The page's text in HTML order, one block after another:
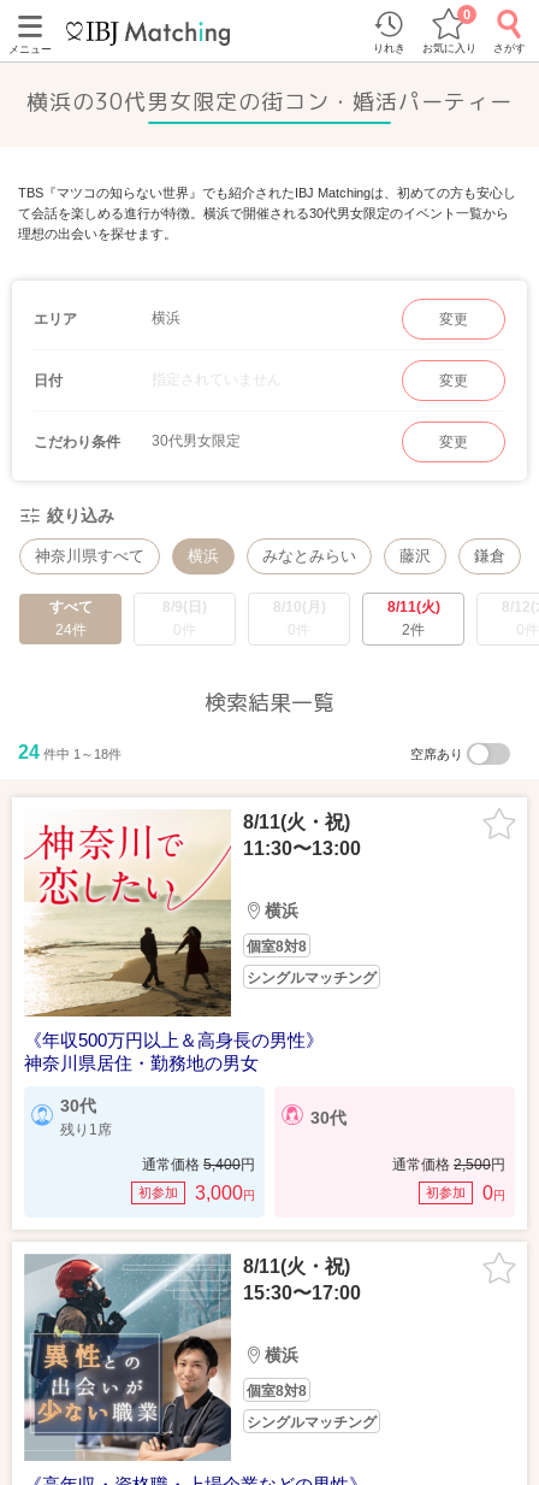
メニュー りれき お気に入り
0
さがす
横浜の30代男女限定の街コン・婚活パーティー
TBS『マツコの知らない世界』でも紹介されたIBJ Matchingは、初めての方も安心し
て会話を楽しめる進行が特徴。横浜で開催される30代男女限定のイベント一覧から
理想の出会いを探せます。
エリア 横浜 変更
日付 指定されていません 変更
こだわり条件 30代男女限定 変更
絞り込み
神奈川県すべて 横浜 みなとみらい 藤沢 鎌倉
すべて
24件
8/9(日)
0件
8/10(月)
0件
8/11(火)
2件
8/12(
0件
検索結果一覧
24 件中 1～18件 空席あり
8/11(火・祝)
11:30〜13:00
横浜
個室8対8
シングルマッチング
《年収500万円以上＆高身長の男性》
神奈川県居住・勤務地の男女
30代
残り1席
通常価格 5,400円
初参加 3,000円
30代
通常価格 2,500円
初参加 0円
8/11(火・祝)
15:30〜17:00
横浜
個室8対8
シングルマッチング